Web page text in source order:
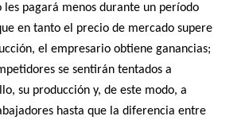
les pagará menos durante un período
en tanto el precio de mercado supere
el empresario obtiene ganancias;
se sentirán tentados a
su producción y, de este modo, a
hasta que la diferencia entre